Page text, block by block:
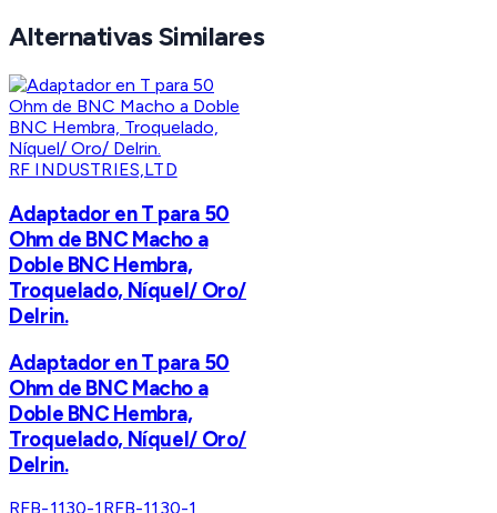
Alternativas Similares
RF INDUSTRIES,LTD
Adaptador en T para 50
Ohm de BNC Macho a
Doble BNC Hembra,
Troquelado, Níquel/ Oro/
Delrin.
Adaptador en T para 50
Ohm de BNC Macho a
Doble BNC Hembra,
Troquelado, Níquel/ Oro/
Delrin.
RFB-1130-1 RFB-1130-1